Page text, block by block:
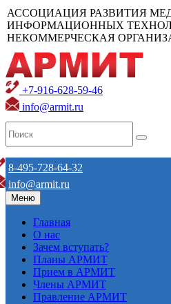
АССОЦИАЦИЯ РАЗВИТИЯ
ИНФОРМАЦИОННЫХ
НЕКОММЕРЧЕСКАЯ
+7-916-628-59-46
info@armit.ru
8-495-728-64-32
info@armit.ru
Меню
Главная
О нас
Зачем вступать?
Планы АРМИТ
Прием в АРМИТ
Члены АРМИТ
Правление АРМИТ